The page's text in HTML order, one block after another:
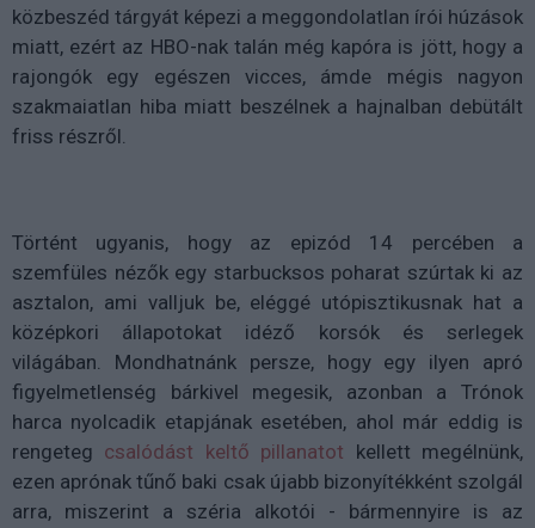
közbeszéd tárgyát képezi a meggondolatlan írói húzások
miatt, ezért az HBO-nak talán még kapóra is jött, hogy a
rajongók egy egészen vicces, ámde mégis nagyon
szakmaiatlan hiba miatt beszélnek a hajnalban debütált
friss részről.
Történt ugyanis, hogy az epizód 14 percében a
szemfüles nézők egy starbucksos poharat szúrtak ki az
asztalon, ami valljuk be, eléggé utópisztikusnak hat a
középkori állapotokat idéző korsók és serlegek
világában. Mondhatnánk persze, hogy egy ilyen apró
figyelmetlenség bárkivel megesik, azonban a Trónok
harca nyolcadik etapjának esetében, ahol már eddig is
rengeteg csalódást keltő pillanatot kellett megélnünk,
ezen aprónak tűnő baki csak újabb bizonyítékként szolgál
arra, miszerint a széria alkotói - bármennyire is az